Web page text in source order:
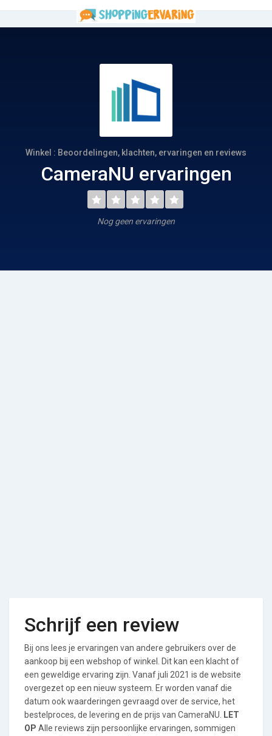
Winkel : Beoordelingen, klachten, ervaringen en reviews
CameraNU ervaringen
Nog geen ervaringen
Schrijf een review
Bij ons lees je ervaringen van andere gebruikers over de
aankoop bij een webshop of winkel. Dit kan een klacht of
een geweldige ervaring zijn. Vanaf juli 2021 is de website
overgezet op een nieuw systeem. Er worden vanaf die
datum ook waarderingen gevraagd over de service, het
bestelproces, de levering en de prijs van CameraNU.
LET
OP Alle reviews zijn persoonlijke ervaringen, sommigen